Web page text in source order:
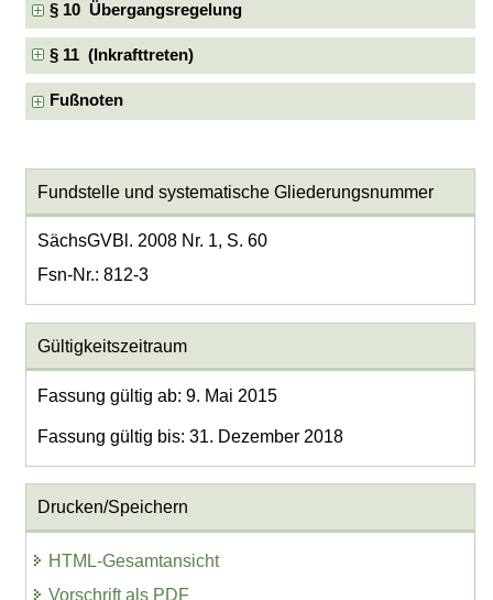
§ 10 Übergangsregelung
§ 11 (Inkrafttreten)
Fußnoten
Fundstelle und systematische Gliederungsnummer
SächsGVBl. 2008 Nr. 1, S. 60
Fsn-Nr.: 812-3
Gültigkeitszeitraum
Fassung gültig ab: 9. Mai 2015
Fassung gültig bis: 31. Dezember 2018
Drucken/Speichern
HTML-Gesamtansicht
Vorschrift als PDF